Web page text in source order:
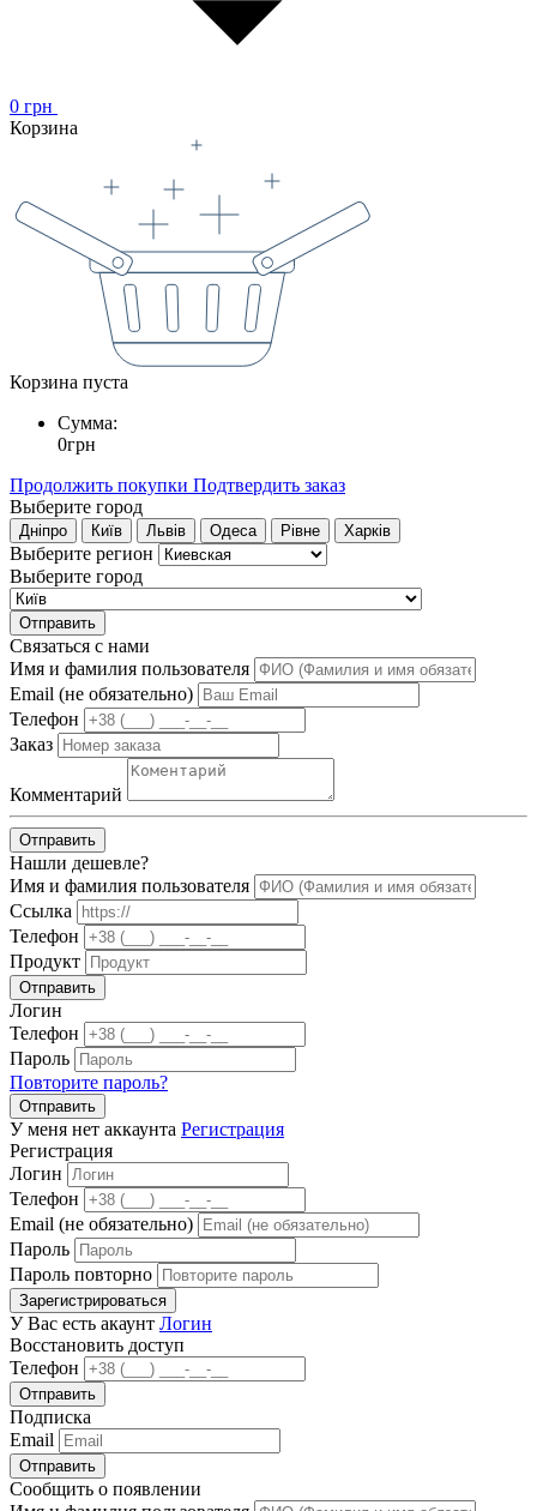
0 грн
Корзина
Корзина пуста
Сумма:
0грн
Продолжить покупки Подтвердить заказ
Выберите город
Дніпро Київ Львів Одеса Рівне Харків
Выберите регион
Выберите город
Отправить
Связаться с нами
Имя и фамилия пользователя
Email (не обязательно)
Телефон
Заказ
Комментарий
Отправить
Нашли дешевле?
Имя и фамилия пользователя
Ссылка
Телефон
Продукт
Отправить
Логин
Телефон
Пароль
Повторите пароль?
Отправить
У меня нет аккаунта Регистрация
Регистрация
Логин
Телефон
Email (не обязательно)
Пароль
Пароль повторно
Зарегистрироваться
У Вас есть акаунт Логин
Восстановить доступ
Телефон
Отправить
Подписка
Email
Отправить
Сообщить о появлении